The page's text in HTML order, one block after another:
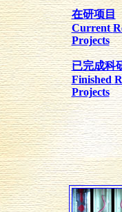
在研项目
Current
Projects
已完成科
Finished
Projects